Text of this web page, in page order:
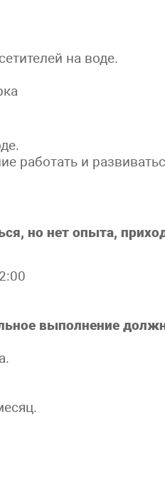
на воде.
работать и
но нет опыта,
выполнение